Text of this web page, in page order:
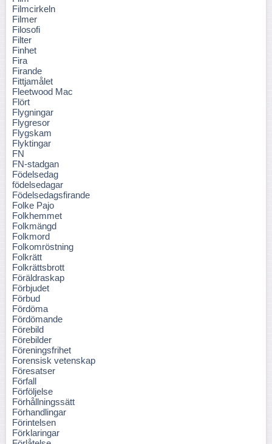
Filmcirkeln
Filmer
Filosofi
Filter
Finhet
Fira
Firande
Fittjamålet
Fleetwood Mac
Flört
Flygningar
Flygresor
Flygskam
Flyktingar
FN
FN-stadgan
Födelsedag
födelsedagar
Födelsedagsfirande
Folke Pajo
Folkhemmet
Folkmängd
Folkmord
Folkomröstning
Folkrätt
Folkrättsbrott
Föräldraskap
Förbjudet
Förbud
Fördöma
Fördömande
Förebild
Förebilder
Föreningsfrihet
Forensisk vetenskap
Föresatser
Förfall
Förföljelse
Förhållningssätt
Förhandlingar
Förintelsen
Förklaringar